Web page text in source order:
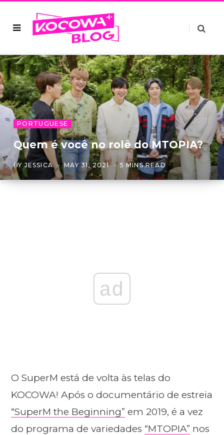
PORTUGUESE
Quem é você no rolê do MTOPIA?
BYJESSICA MAY 31, 2021 5 MINS READ
ad
O SuperM está de volta às telas do
KOCOWA! Após o documentário de estreia
“SuperM the Beginning” em 2019, é a vez
do programa de variedades “MTOPIA” nos